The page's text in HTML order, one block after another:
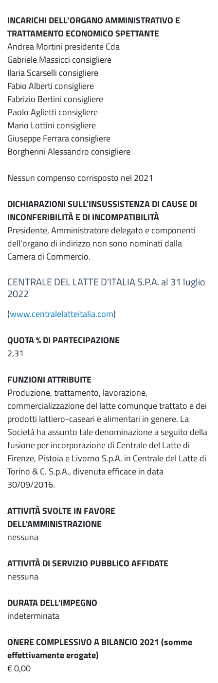
INCARICHI DELL’ORGANO AMMINISTRATIVO E
TRATTAMENTO ECONOMICO SPETTANTE
Andrea Mortini presidente Cda
Gabriele Massicci consigliere
Ilaria Scarselli consigliere
Fabio Alberti consigliere
Fabrizio Bertini consigliere
Paolo Aglietti consigliere
Mario Lottini consigliere
Giuseppe Ferrara consigliere
Borgherini Alessandro consigliere
Nessun compenso corrisposto nel 2021
DICHIARAZIONI SULL'INSUSSISTENZA DI CAUSE DI
INCONFERIBILITÀ E DI INCOMPATIBILITÀ
Presidente, Amministratore delegato e componenti
dell'organo di indirizzo non sono nominati dalla
Camera di Commercio.
CENTRALE DEL LATTE D’ITALIA S.P.A. al 31 luglio
2022
(www.centralelatteitalia.com)
QUOTA % DI PARTECIPAZIONE
2,31
FUNZIONI ATTRIBUITE
Produzione, trattamento, lavorazione,
commercializzazione del latte comunque trattato e dei
prodotti lattiero-caseari e alimentari in genere. La
Società ha assunto tale denominazione a seguito della
fusione per incorporazione di Centrale del Latte di
Firenze, Pistoia e Livorno S.p.A. in Centrale del Latte di
Torino & C. S.p.A., divenuta efficace in data
30/09/2016.
ATTIVITÀ SVOLTE IN FAVORE
DELL'AMMINISTRAZIONE
nessuna
ATTIVITÀ DI SERVIZIO PUBBLICO AFFIDATE
nessuna
DURATA DELL'IMPEGNO
indeterminata
ONERE COMPLESSIVO A BILANCIO 2021 (somme
effettivamente erogate)
€ 0,00